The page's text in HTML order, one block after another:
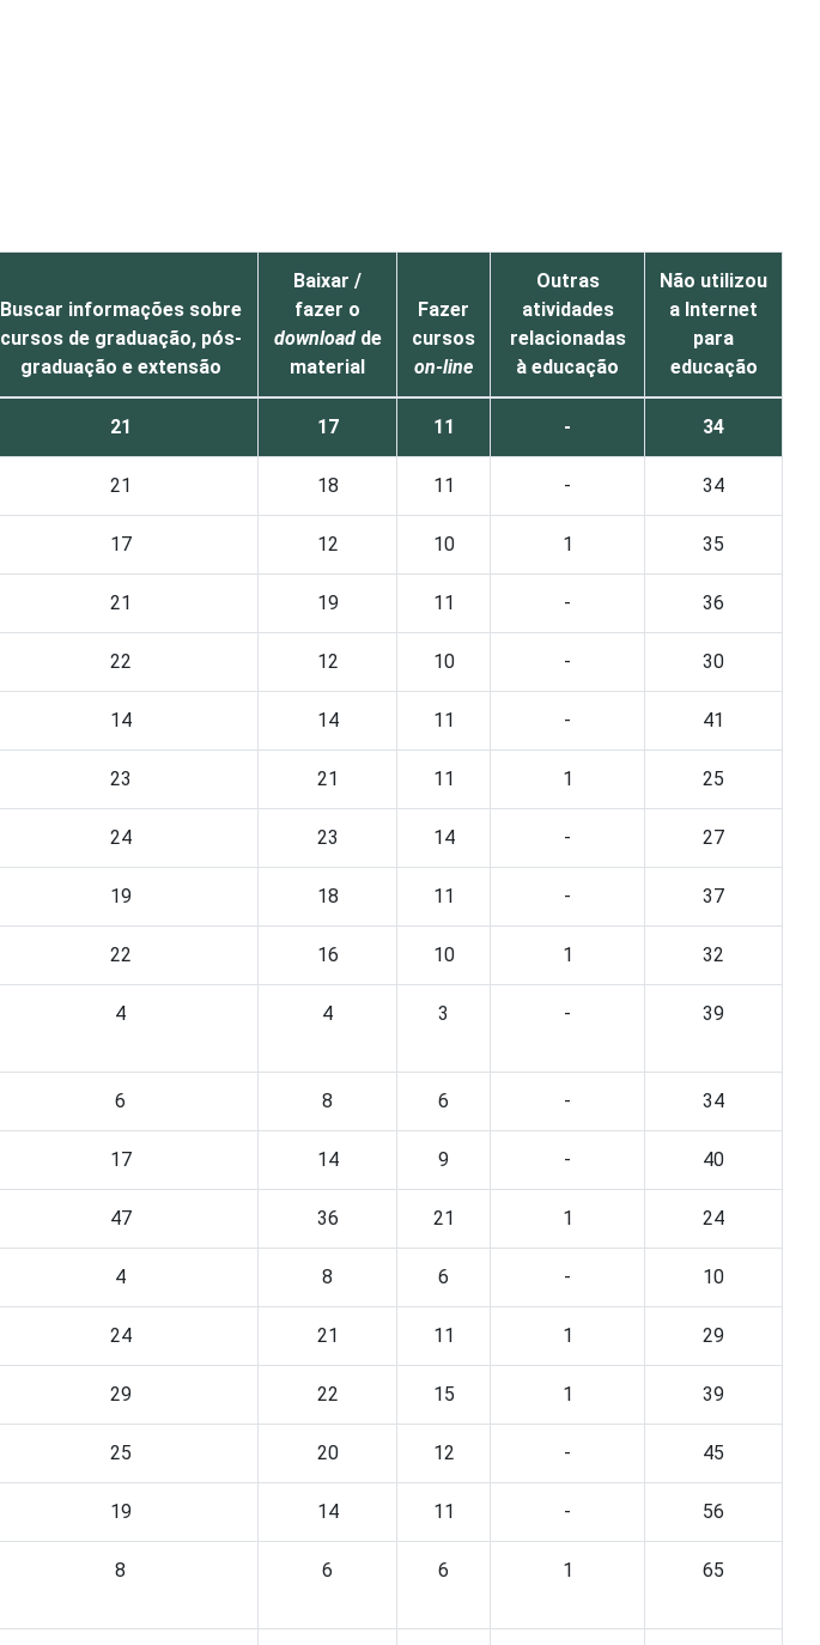
Buscar informações sobre
cursos de graduação, pós-
graduação e extensão
Baixar /
fazer o
download de
material
Fazer
cursos
on-line
Outras
atividades
relacionadas
à educação
Não utilizou
a Internet
para
educação
21 17 11 - 34
21 18 11 - 34
17 12 10 1 35
21 19 11 - 36
22 12 10 - 30
14 14 11 - 41
23 21 11 1 25
24 23 14 - 27
19 18 11 - 37
22 16 10 1 32
4 4 3 - 39
6 8 6 - 34
17 14 9 - 40
47 36 21 1 24
4 8 6 - 10
24 21 11 1 29
29 22 15 1 39
25 20 12 - 45
19 14 11 - 56
8 6 6 1 65